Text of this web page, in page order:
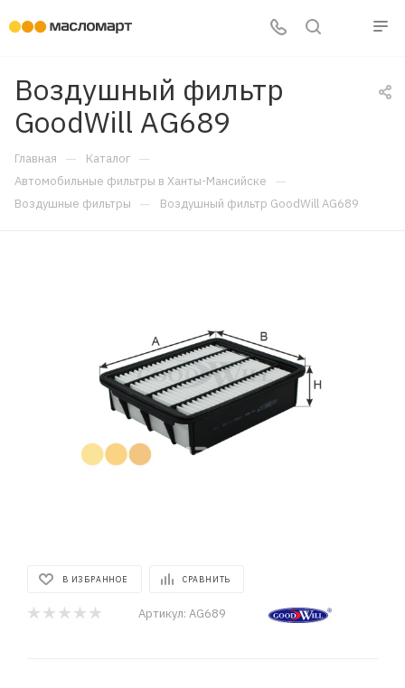
Воздушный фильтр
GoodWill AG689
Главная — Каталог —
Автомобильные фильтры в Ханты-Мансийске —
Воздушные фильтры — Воздушный фильтр GoodWill AG689
В ИЗБРАННОЕ СРАВНИТЬ
Артикул: AG689